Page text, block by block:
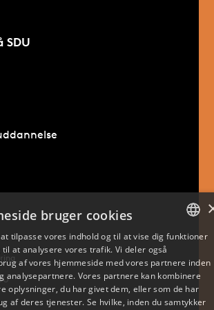
SDU
ENGLISH
bruger cookies
tilpasse vores indhold og til at vise dig funktioner
at analysere vores trafik. Vi deler også
af vores hjemmeside med vores partnere inden
analysepartnere. Vores partnere kan kombinere
oplysninger, du har givet dem, eller som de har
af deres tjenester. Se hvilke, inden du samtykker